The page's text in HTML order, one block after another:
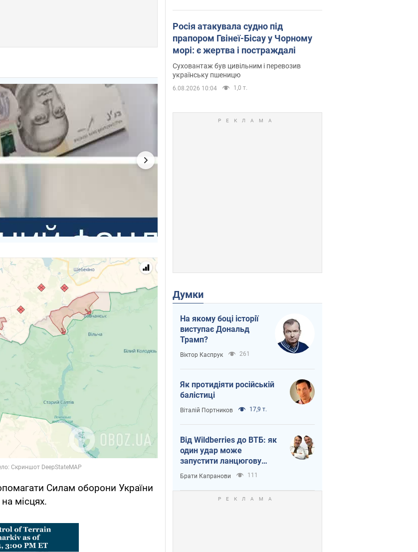
Силам оборони України
місцях.
Росія атакувала судно під
прапором Гвінеї-Бісау у Чорному
морі: є жертва і постраждалі
Суховантаж був цивільним і перевозив
українську пшеницю
6.08.2026 10:04 1,0 т.
Думки
На якому боці історії
виступає Дональд
Трамп?
Віктор Каспрук 261
Як протидіяти російській
балістиці
Віталій Портников 17,9 т.
Від Wildberries до ВТБ: як
один удар може
запустити ланцюгову
реакцію в Росії
Брати Капранови 111